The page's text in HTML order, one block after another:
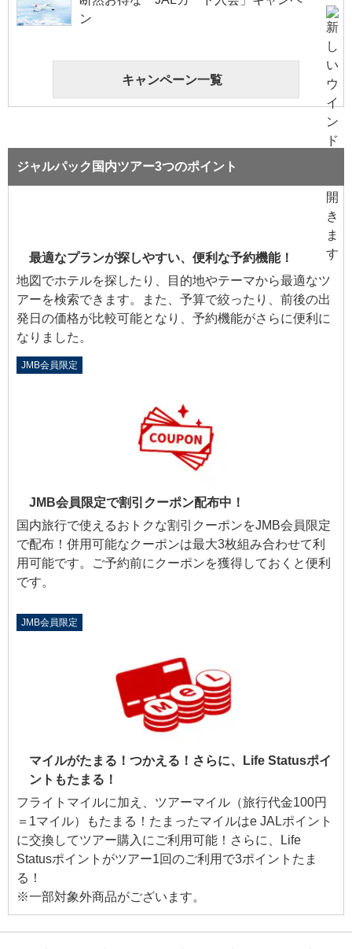
ン
キャンペーン一覧
ジャルパック国内ツアー3つのポイント
最適なプランが探しやすい、便利な予約機能！
地図でホテルを探したり、目的地やテーマから最適なツ
アーを検索できます。また、予算で絞ったり、前後の出
発日の価格が比較可能となり、予約機能がさらに便利に
なりました。
JMB会員限定
JMB会員限定で割引クーポン配布中！
国内旅行で使えるおトクな割引クーポンをJMB会員限定
で配布！併用可能なクーポンは最大3枚組み合わせて利
用可能です。ご予約前にクーポンを獲得しておくと便利
です。
JMB会員限定
マイルがたまる！つかえる！さらに、Life Statusポイ
ントもたまる！
フライトマイルに加え、ツアーマイル（旅行代金100円
＝1マイル）もたまる！たまったマイルはe JALポイント
に交換してツアー購入にご利用可能！さらに、Life
Statusポイントがツアー1回のご利用で3ポイントたま
る！
※一部対象外商品がございます。